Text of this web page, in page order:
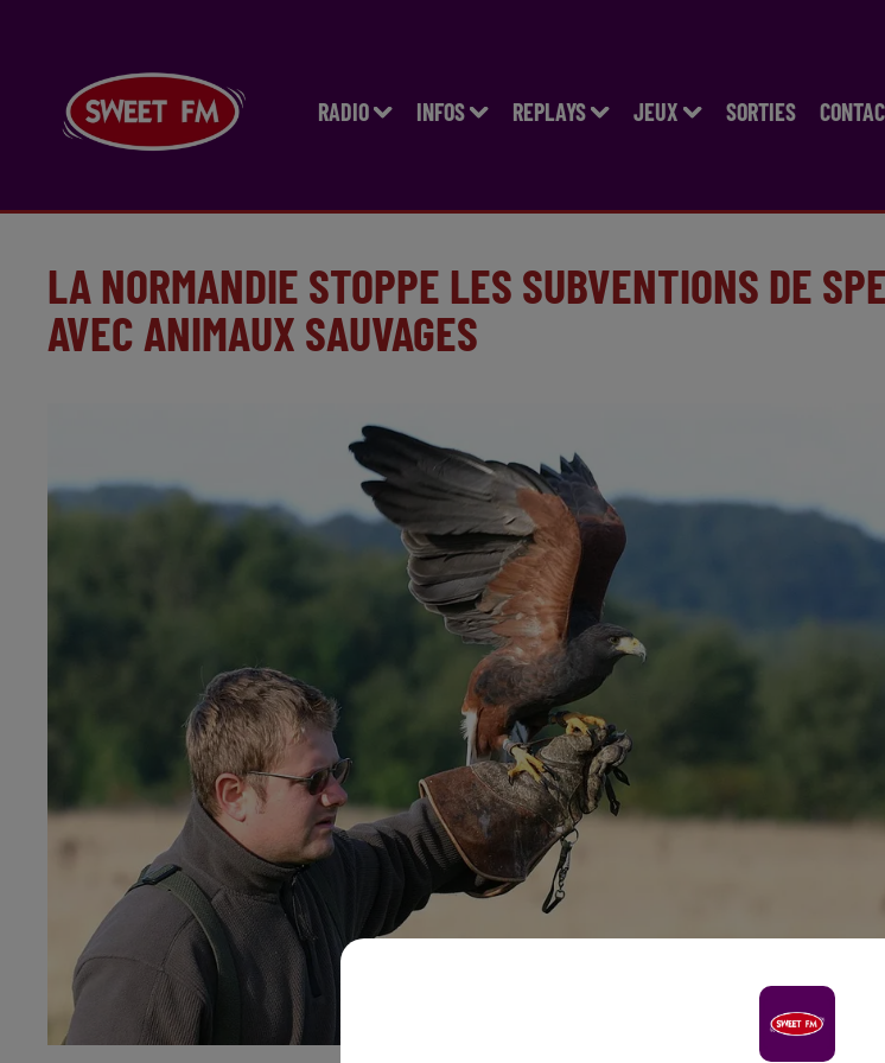
RADIO INFOS REPLAYS JEUX SORTIES
LA NORMANDIE STOPPE LES SUBVENTIONS DE
AVEC ANIMAUX SAUVAGES